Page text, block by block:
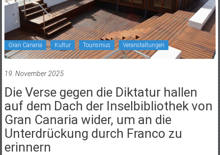
Gran Canaria Kultur Tourismus Veranstaltungen
19. November 2025
Die Verse gegen die Diktatur hallen
auf dem Dach der Inselbibliothek von
Gran Canaria wider, um an die
Unterdrückung durch Franco zu
erinnern